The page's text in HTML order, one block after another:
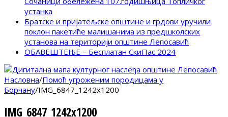
устанка
Братске и пријатељске општине и грдови уручили
поклон пакетиће малишанима из предшколских
установа на територији општине Лепосавић
ОБАВЕШТЕЊЕ – Бесплатан СкиПас 2024
Насловна/Помоћ угроженим породицама у
Борчану/IMG_6847_1242x1200
IMG_6847_1242x1200